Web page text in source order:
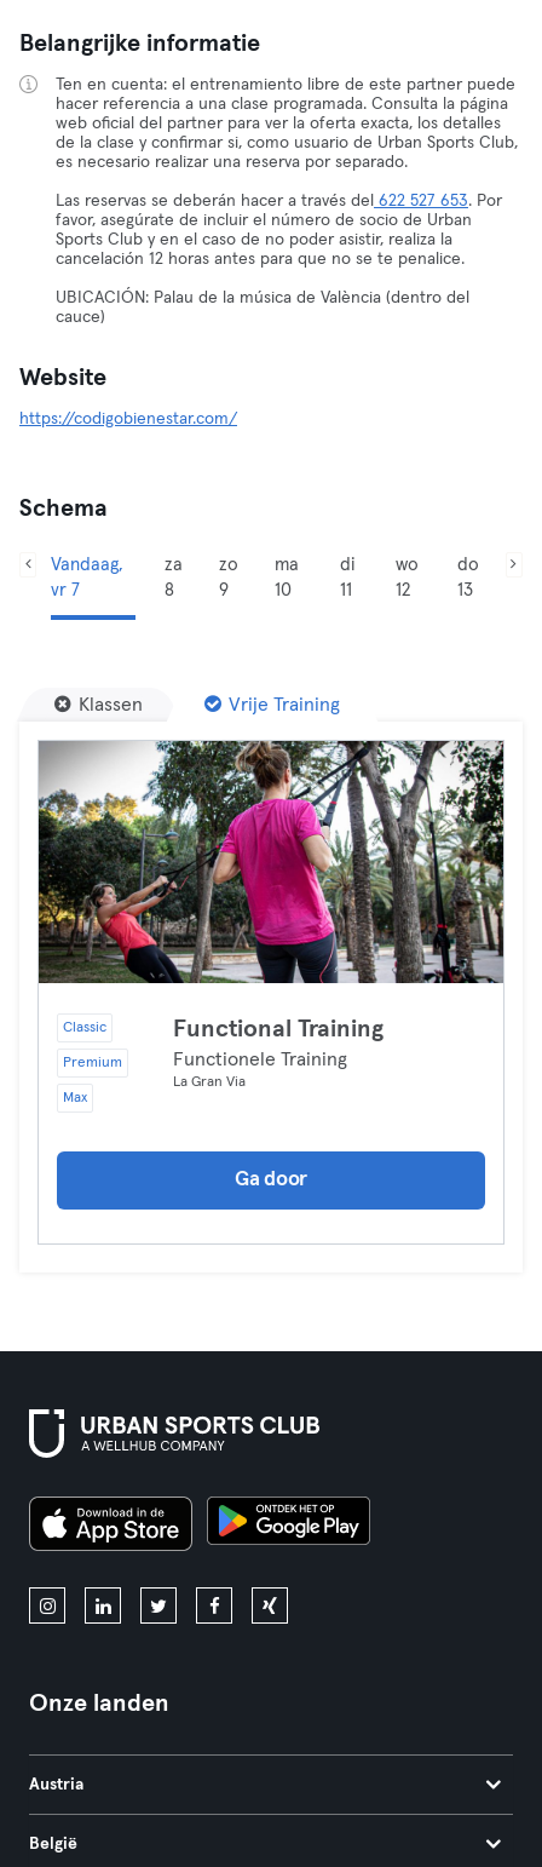
Belangrijke informatie
Ten en cuenta: el entrenamiento libre de este partner puede
hacer referencia a una clase programada. Consulta la página
web oficial del partner para ver la oferta exacta, los detalles
de la clase y confirmar si, como usuario de Urban Sports Club,
es necesario realizar una reserva por separado.
Las reservas se deberán hacer a través del 622 527 653. Por
favor, asegúrate de incluir el número de socio de Urban
Sports Club y en el caso de no poder asistir, realiza la
cancelación 12 horas antes para que no se te penalice.
UBICACIÓN: Palau de la música de València (dentro del
cauce)
Website
https://codigobienestar.com/
Schema
Vandaag,
vr 7
za
8
zo
9
ma
10
di
11
wo
12
do
13
Klassen Vrije Training
Classic
Premium
Max
Functional Training
Functionele Training
La Gran Via
Ga door
Onze landen
Austria
België